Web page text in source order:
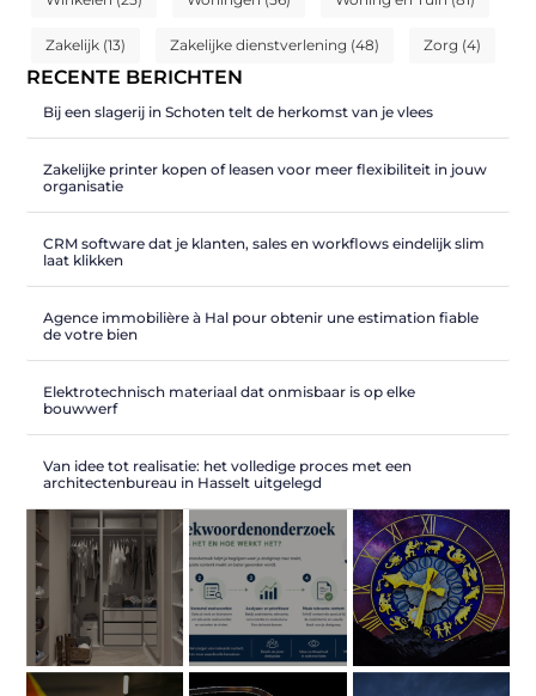
Zakelijk (13) Zakelijke dienstverlening (48) Zorg (4)
RECENTE BERICHTEN
Bij een slagerij in Schoten telt de herkomst van je vlees
Zakelijke printer kopen of leasen voor meer flexibiliteit in jouw
organisatie
CRM software dat je klanten, sales en workflows eindelijk slim
laat klikken
Agence immobilière à Hal pour obtenir une estimation fiable
de votre bien
Elektrotechnisch materiaal dat onmisbaar is op elke
bouwwerf
Van idee tot realisatie: het volledige proces met een
architectenbureau in Hasselt uitgelegd